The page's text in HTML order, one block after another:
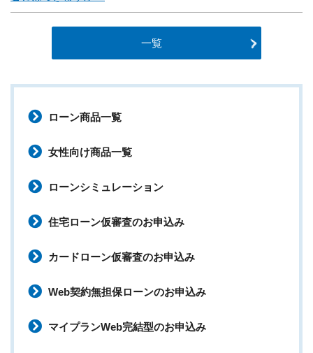
一覧
ローン商品一覧
女性向け商品一覧
ローンシミュレーション
住宅ローン仮審査のお申込み
カードローン仮審査のお申込み
Web契約無担保ローンのお申込み
マイプランWeb完結型のお申込み